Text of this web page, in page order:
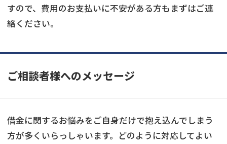
すので、費用のお支払いに不安がある方もまずはご連
絡ください。
ご相談者様へのメッセージ
借金に関するお悩みをご自身だけで抱え込んでしまう
方が多くいらっしゃいます。どのように対応してよい